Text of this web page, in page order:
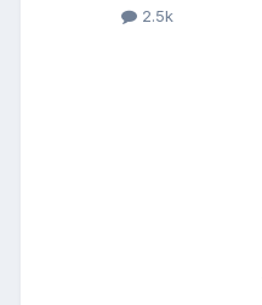
2.5k